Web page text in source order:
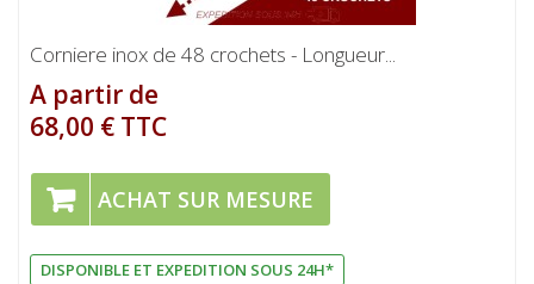
Corniere inox de 48 crochets - Longueur...
A partir de
68,00 € TTC
ACHAT SUR MESURE
DISPONIBLE ET EXPEDITION SOUS 24H*